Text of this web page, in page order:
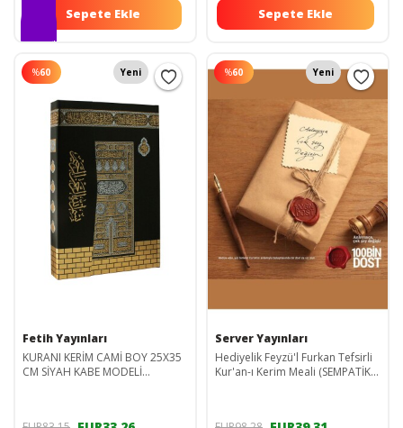
Sepete Ekle Sepete Ekle
%60 Yeni
Fetih Yayınları
KURANI KERİM CAMİ BOY 25X35
CM SİYAH KABE MODELİ
%60 Yeni
Server Yayınları
Hediyelik Feyzü'l Furkan Tefsirli
Kur'an-ı Kerim Meali (SEMPATİK